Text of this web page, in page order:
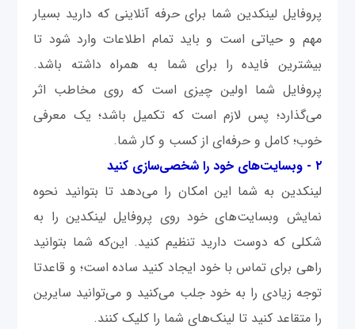
پروفایل لینکدین شما برای حرفه آنلاینی که دارید بسیار
مهم و حیاتی است و باید تمام اطلاعات وارد شود تا
بیشترین فایده را برای شما به همراه داشته باشد.
پروفایل شما اولین چیزی است که روی مخاطب اثر
می‌گذارد؛ پس لازم است که تکمیل باشد؛ یک معرفی
خوب؛ کامل و حرفه‌ای از کسب و کار شما.
۲ - وبسایت‌های خود را شخصی‌سازی کنید
لینکدین به شما این امکان را می‌دهد تا بتوانید نحوه
نمایش وبسایت‌های خود روی پروفایل لینکدین را به
شکلی که دوست دارید تنظیم کنید. این‌که شما بتوانید
راهی برای تماس با خود ایجاد کنید ساده است؛ و قاعدتا
توجه زیادی را به خود جلب می‌کنید و می‌توانید سایرین
را متقاعد کنید تا لینک‌های شما را کلیک کنند.